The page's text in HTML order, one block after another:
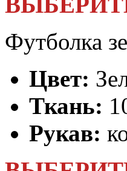
Футболка
Цвет:
Ткань:
Рукав: